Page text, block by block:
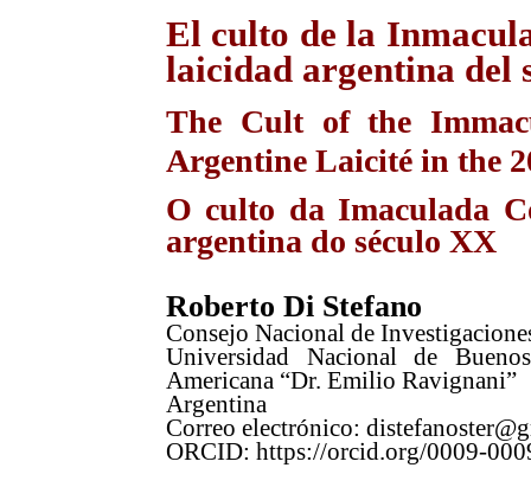
El culto de la
laicidad argentina del
The Cult of the
Argentine Laicité in the
O culto da Imaculada
argentina do século XX
Roberto Di Stefano
Consejo Nacional de
Universidad Nacional de
Americana “Dr. Emilio Ravignani”
Argentina
Correo electrónico:
ORCID: https://orcid.org/0009-